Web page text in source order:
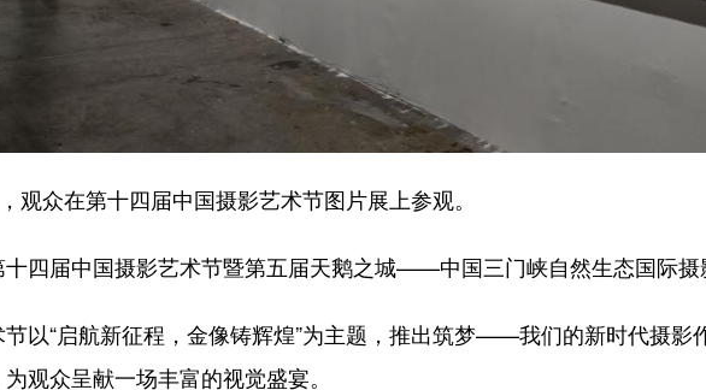
众在第十四届中国摄影艺术节图片展上参观。
届中国摄影艺术节暨第五届天鹅之城——中国三门峡自然生态国际摄
“启航新征程，金像铸辉煌”为主题，推出筑梦——我们的新时代摄
观众呈献一场丰富的视觉盛宴。